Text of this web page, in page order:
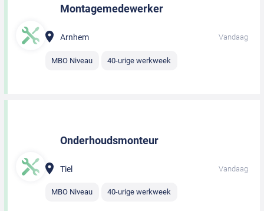
Montagemedewerker
Arnhem Vandaag
MBO Niveau 40-urige werkweek
Onderhoudsmonteur
Tiel Vandaag
MBO Niveau 40-urige werkweek